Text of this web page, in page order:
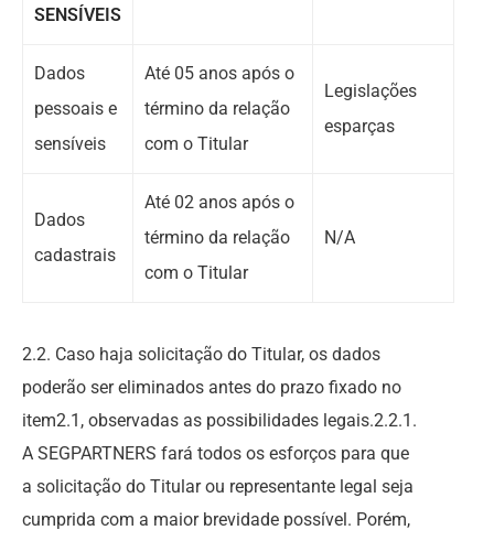
SENSÍVEIS
Dados
pessoais e
sensíveis
Até 05 anos após o
término da relação
com o Titular
Legislações
esparças
Dados
cadastrais
Até 02 anos após o
término da relação
com o Titular
N/A
2.2. Caso haja solicitação do Titular, os dados
poderão ser eliminados antes do prazo fixado no
item2.1, observadas as possibilidades legais.2.2.1.
A SEGPARTNERS fará todos os esforços para que
a solicitação do Titular ou representante legal seja
cumprida com a maior brevidade possível. Porém,